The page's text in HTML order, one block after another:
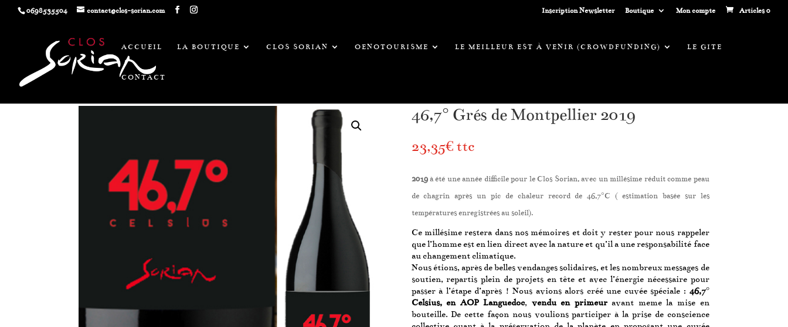
0698535504 contact@clos-sorian.com Inscription Newsletter Boutique Mon compte Articles 0
ACCUEIL LA BOUTIQUE CLOS SORIAN OENOTOURISME LE MEILLEUR EST À VENIR (CROWDFUNDING) LE GITE
CONTACT
46,7° Grés de Montpellier 2019
23,35€ ttc
2019à été une année difficile pour le Clos Sorian, avec un millésime réduit comme peau
de chagrin après un pic de chaleur record de 46,7°C ( estimation basée sur les
températures enregistrées au soleil).
Ce millésime restera dans nos mémoires et doit y rester pour nous rappeler
que l’homme est en lien direct avec la nature et qu’il a une responsabilité face
au changement climatique.
Nous étions, après de belles vendanges solidaires, et les nombreux messages de
soutien, repartis plein de projets en tête et avec l’énergie nécessaire pour
passer à l’étape d’après ! Nous avions alors créé une cuvée spéciale : 46,7°
Celsius, en AOP Languedoc, vendu en primeuravant meme la mise en
bouteille. De cette façon nous voulions participer à la prise de conscience